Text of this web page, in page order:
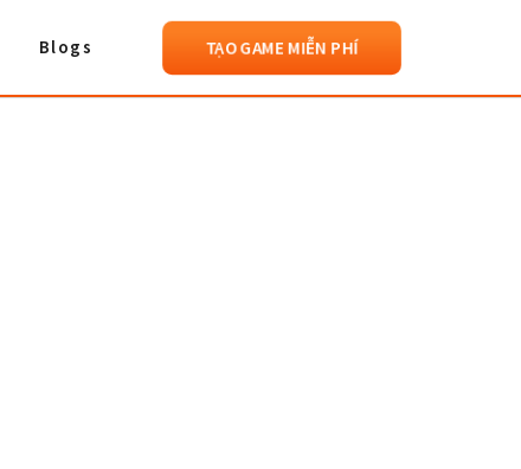
Blogs TẠO GAME MIỄN PHÍ